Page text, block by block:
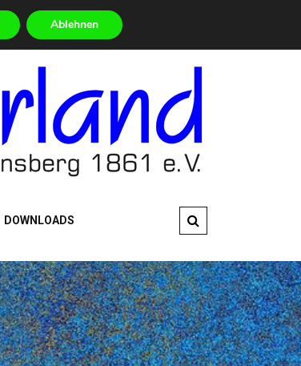
Worauf warten? – Jetzt mitmachen!
DOWNLOADS
Ablehnen